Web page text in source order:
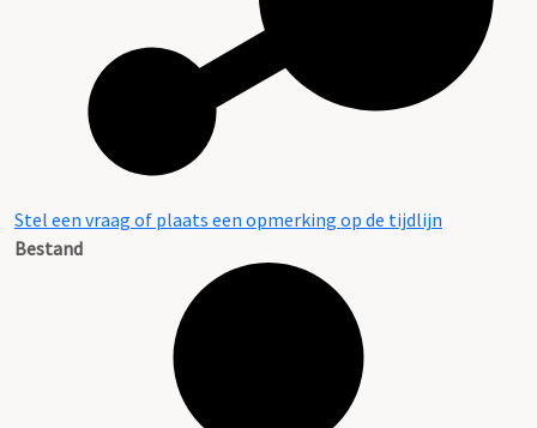
Stel een vraag of plaats een opmerking op de tijdlijn
Bestand